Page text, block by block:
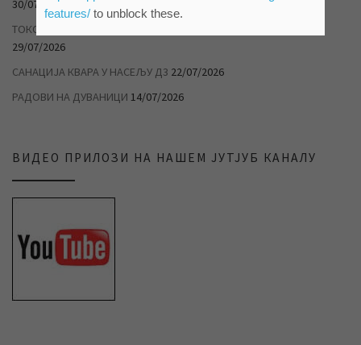
30/07/2026
ТОКОМ ТОПЛОТНОГ ТАЛАСА РАЦИОНАЛНО ТРОШИТЕ ВОДУ
29/07/2026
САНАЦИЈА КВАРА У НАСЕЉУ Д3 22/07/2026
РАДОВИ НА ДУВАНИЦИ 14/07/2026
ВИДЕО ПРИЛОЗИ НА НАШЕМ ЈУТЈУБ КАНАЛУ
features/to unblock these.